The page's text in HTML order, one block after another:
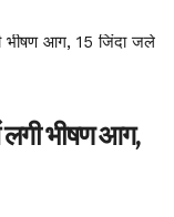
आग, 15 जिंदा जले
भीषण आग,